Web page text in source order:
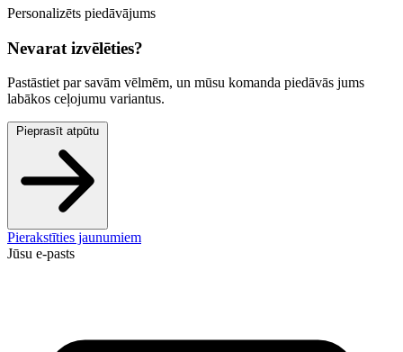
Personalizēts piedāvājums
Nevarat izvēlēties?
Pastāstiet par savām vēlmēm, un mūsu komanda piedāvās jums
labākos ceļojumu variantus.
Pieprasīt atpūtu
Pierakstīties jaunumiem
Jūsu e-pasts